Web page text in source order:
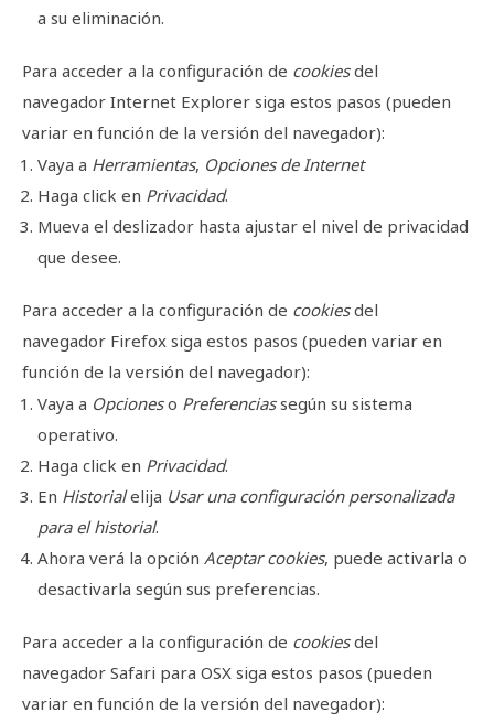
a su eliminación.
Para acceder a la configuración de cookiesdel
navegador Internet Explorer siga estos pasos (pueden
variar en función de la versión del navegador):
Vaya a Herramientas, Opciones de Internet
Haga click en Privacidad.
Mueva el deslizador hasta ajustar el nivel de privacidad
que desee.
Para acceder a la configuración de cookiesdel
navegador Firefox siga estos pasos (pueden variar en
función de la versión del navegador):
Vaya a Opcioneso Preferenciassegún su sistema
operativo.
Haga click en Privacidad.
En Historialelija Usar una configuración personalizada
para el historial.
Ahora verá la opción Aceptar cookies, puede activarla o
desactivarla según sus preferencias.
Para acceder a la configuración de cookiesdel
navegador Safari para OSX siga estos pasos (pueden
variar en función de la versión del navegador):